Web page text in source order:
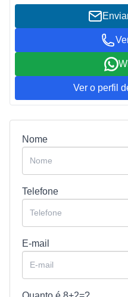
Ver o perfil
Nome
Telefone
E-mail